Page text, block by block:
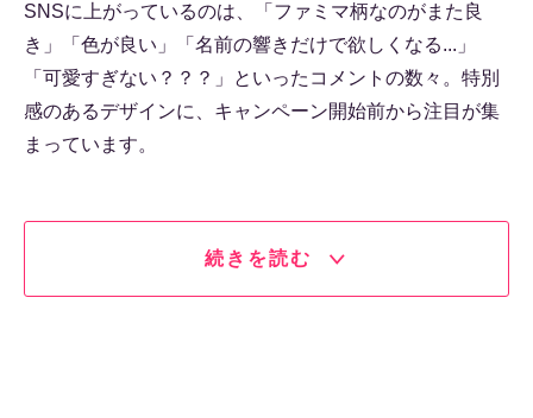
SNSに上がっているのは、「ファミマ柄なのがまた良
き」「色が良い」「名前の響きだけで欲しくなる...」
「可愛すぎない？？？」といったコメントの数々。特別
感のあるデザインに、キャンペーン開始前から注目が集
まっています。
続きを読む